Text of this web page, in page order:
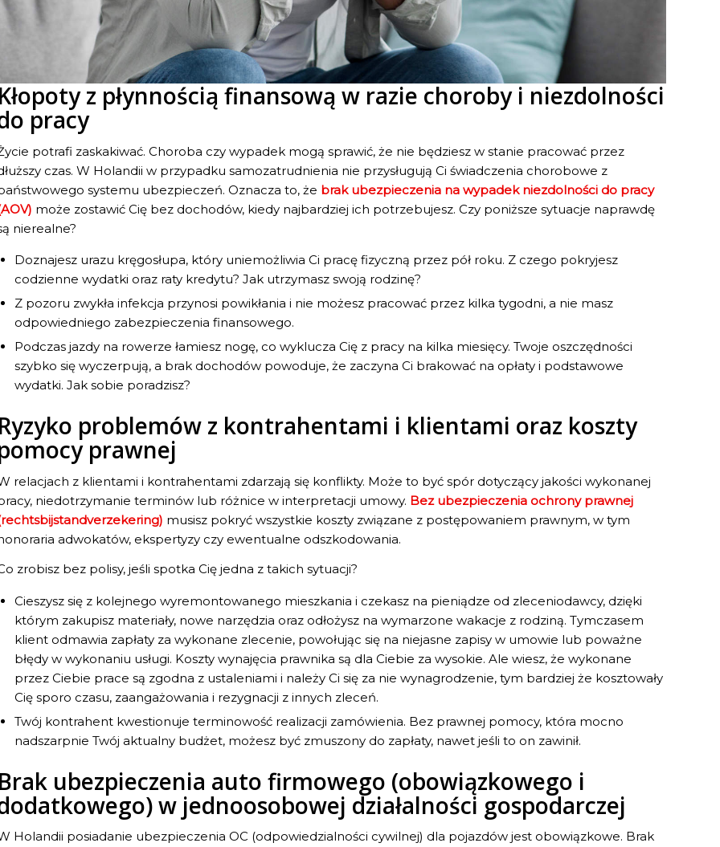
Kłopoty z płynnością finansową w razie choroby i niezdolności
pracy
potrafi zaskakiwać. Choroba czy wypadek mogą sprawić, że nie będziesz w stanie pracować przez
czas. W Holandii w przypadku samozatrudnienia nie przysługują Ci świadczenia chorobowe z
systemu ubezpieczeń. Oznacza to, że brak ubezpieczenia na wypadek niezdolności do pracy
może zostawić Cię bez dochodów, kiedy najbardziej ich potrzebujesz. Czy poniższe sytuacje naprawdę
nierealne?
Doznajesz urazu kręgosłupa, który uniemożliwia Ci pracę fizyczną przez pół roku. Z czego pokryjesz
codzienne wydatki oraz raty kredytu? Jak utrzymasz swoją rodzinę?
Z pozoru zwykła infekcja przynosi powikłania i nie możesz pracować przez kilka tygodni, a nie masz
odpowiedniego zabezpieczenia finansowego.
Podczas jazdy na rowerze łamiesz nogę, co wyklucza Cię z pracy na kilka miesięcy. Twoje oszczędności
szybko się wyczerpują, a brak dochodów powoduje, że zaczyna Ci brakować na opłaty i podstawowe
wydatki. Jak sobie poradzisz?
Ryzyko problemów z kontrahentami i klientami oraz koszty
prawnej
relacjach z klientami i kontrahentami zdarzają się konflikty. Może to być spór dotyczący jakości wykonanej
niedotrzymanie terminów lub różnice w interpretacji umowy. Bez ubezpieczenia ochrony prawnej
musisz pokryć wszystkie koszty związane z postępowaniem prawnym, w tym
adwokatów, ekspertyzy czy ewentualne odszkodowania.
zrobisz bez polisy, jeśli spotka Cię jedna z takich sytuacji?
Cieszysz się z kolejnego wyremontowanego mieszkania i czekasz na pieniądze od zleceniodawcy, dzięki
którym zakupisz materiały, nowe narzędzia oraz odłożysz na wymarzone wakacje z rodziną. Tymczasem
klient odmawia zapłaty za wykonane zlecenie, powołując się na niejasne zapisy w umowie lub poważne
błędy w wykonaniu usługi. Koszty wynajęcia prawnika są dla Ciebie za wysokie. Ale wiesz, że wykonane
przez Ciebie prace są zgodna z ustaleniami i należy Ci się za nie wynagrodzenie, tym bardziej że kosztowały
Cię sporo czasu, zaangażowania i rezygnacji z innych zleceń.
Twój kontrahent kwestionuje terminowość realizacji zamówienia. Bez prawnej pomocy, która mocno
nadszarpnie Twój aktualny budżet, możesz być zmuszony do zapłaty, nawet jeśli to on zawinił.
Brak ubezpieczenia auto firmowego (obowiązkowego i
w jednoosobowej działalności gospodarczej
Holandii posiadanie ubezpieczenia OC (odpowiedzialności cywilnej) dla pojazdów jest obowiązkowe. Brak